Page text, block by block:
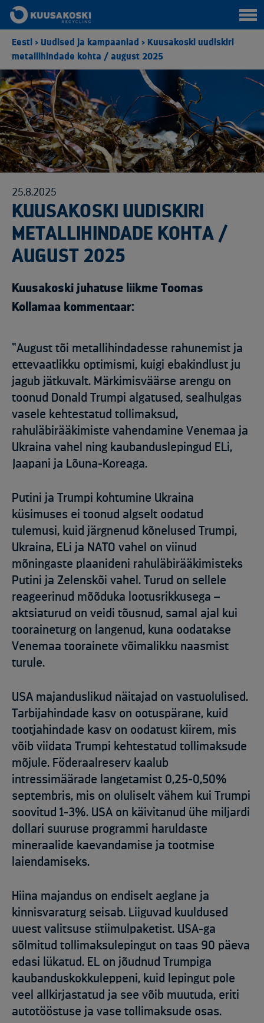
Eesti > Uudised ja kampaaniad > Kuusakoski uudiskiri
metallihindade kohta / august 2025
25.8.2025
KUUSAKOSKI UUDISKIRI
METALLIHINDADE KOHTA /
AUGUST 2025
Kuusakoski juhatuse liikme Toomas
Kollamaa kommentaar:
“August tõi metallihindadesse rahunemist ja
ettevaatlikku optimismi, kuigi ebakindlust ju
jagub jätkuvalt. Märkimisväärse arengu on
toonud Donald Trumpi algatused, sealhulgas
vasele kehtestatud tollimaksud,
rahuläbirääkimiste vahendamine Venemaa ja
Ukraina vahel ning kaubanduslepingud ELi,
Jaapani ja Lõuna-Koreaga.
Putini ja Trumpi kohtumine Ukraina
küsimuses ei toonud algselt oodatud
tulemusi, kuid järgnenud kõnelused Trumpi,
Ukraina, ELi ja NATO vahel on viinud
mõningaste plaanideni rahuläbirääkimisteks
Putini ja Zelenskõi vahel. Turud on sellele
reageerinud mõõduka lootusrikkusega –
aktsiaturud on veidi tõusnud, samal ajal kui
tooraineturg on langenud, kuna oodatakse
Venemaa toorainete võimalikku naasmist
turule.
USA majanduslikud näitajad on vastuolulised.
Tarbijahindade kasv on ootuspärane, kuid
tootjahindade kasv on oodatust kiirem, mis
võib viidata Trumpi kehtestatud tollimaksude
mõjule. Föderaalreserv kaalub
intressimäärade langetamist 0,25-0,50%
septembris, mis on oluliselt vähem kui Trumpi
soovitud 1-3%. USA on käivitanud ühe miljardi
dollari suuruse programmi haruldaste
mineraalide kaevandamise ja tootmise
laiendamiseks.
Hiina majandus on endiselt aeglane ja
kinnisvaraturg seisab. Liiguvad kuuldused
uuest valitsuse stiimulpaketist. USA-ga
sõlmitud tollimaksulepingut on taas 90 päeva
edasi lükatud. EL on jõudnud Trumpiga
kaubanduskokkuleppeni, kuid lepingut pole
veel allkirjastatud ja see võib muutuda, eriti
autotööstuse ja vase tollimaksude osas.